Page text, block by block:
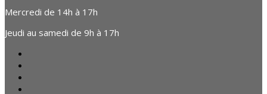
Mercredi de 14h à 17h
Jeudi au samedi de 9h à 17h